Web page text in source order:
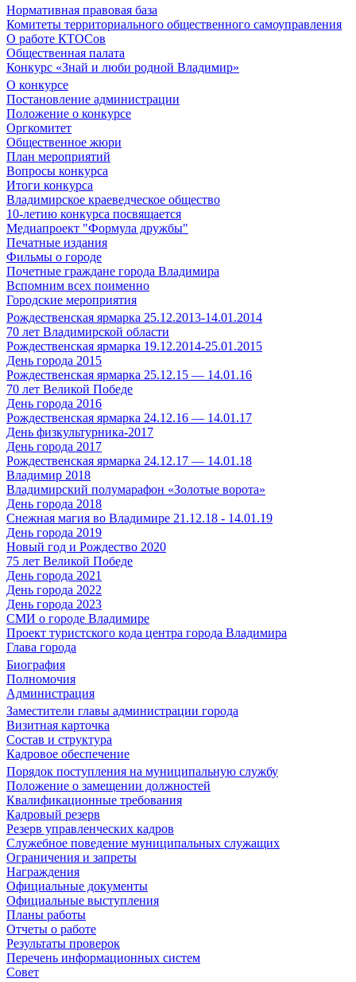
Нормативная правовая база
Комитеты территориального общественного самоуправления
О работе КТОСов
Общественная палата
Конкурс «Знай и люби родной Владимир»
О конкурсе
Постановление администрации
Положение о конкурсе
Оргкомитет
Общественное жюри
План мероприятий
Вопросы конкурса
Итоги конкурса
Владимирское краеведческое общество
10-летию конкурса посвящается
Медиапроект "Формула дружбы"
Печатные издания
Фильмы о городе
Почетные граждане города Владимира
Вспомним всех поименно
Городские мероприятия
Рождественская ярмарка 25.12.2013-14.01.2014
70 лет Владимирской области
Рождественская ярмарка 19.12.2014-25.01.2015
День города 2015
Рождественская ярмарка 25.12.15 — 14.01.16
70 лет Великой Победе
День города 2016
Рождественская ярмарка 24.12.16 — 14.01.17
День физкультурника-2017
День города 2017
Рождественская ярмарка 24.12.17 — 14.01.18
Владимир 2018
Владимирский полумарафон «Золотые ворота»
День города 2018
Снежная магия во Владимире 21.12.18 - 14.01.19
День города 2019
Новый год и Рождество 2020
75 лет Великой Победе
День города 2021
День города 2022
День города 2023
СМИ о городе Владимире
Проект туристского кода центра города Владимира
Глава города
Биография
Полномочия
Администрация
Заместители главы администрации города
Визитная карточка
Состав и структура
Кадровое обеспечение
Порядок поступления на муниципальную службу
Положение о замещении должностей
Квалификационные требования
Кадровый резерв
Резерв управленческих кадров
Служебное поведение муниципальных служащих
Ограничения и запреты
Награждения
Официальные документы
Официальные выступления
Планы работы
Отчеты о работе
Результаты проверок
Перечень информационных систем
Совет